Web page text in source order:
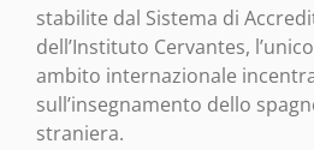
stabilite dal Sistema di
dell’Instituto Cervantes,
ambito internazionale
sull’insegnamento dello
straniera.